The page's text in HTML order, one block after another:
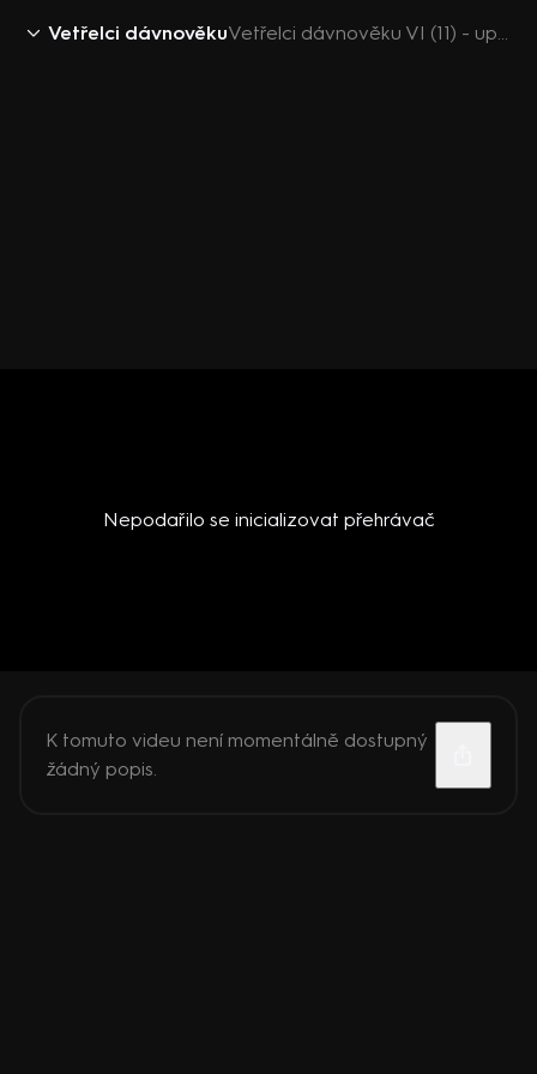
Vetřelci dávnověku Vetřelci dávnověku VI (11) - upoutávka
Nepodařilo se inicializovat přehrávač
K tomuto videu není momentálně dostupný
žádný popis.